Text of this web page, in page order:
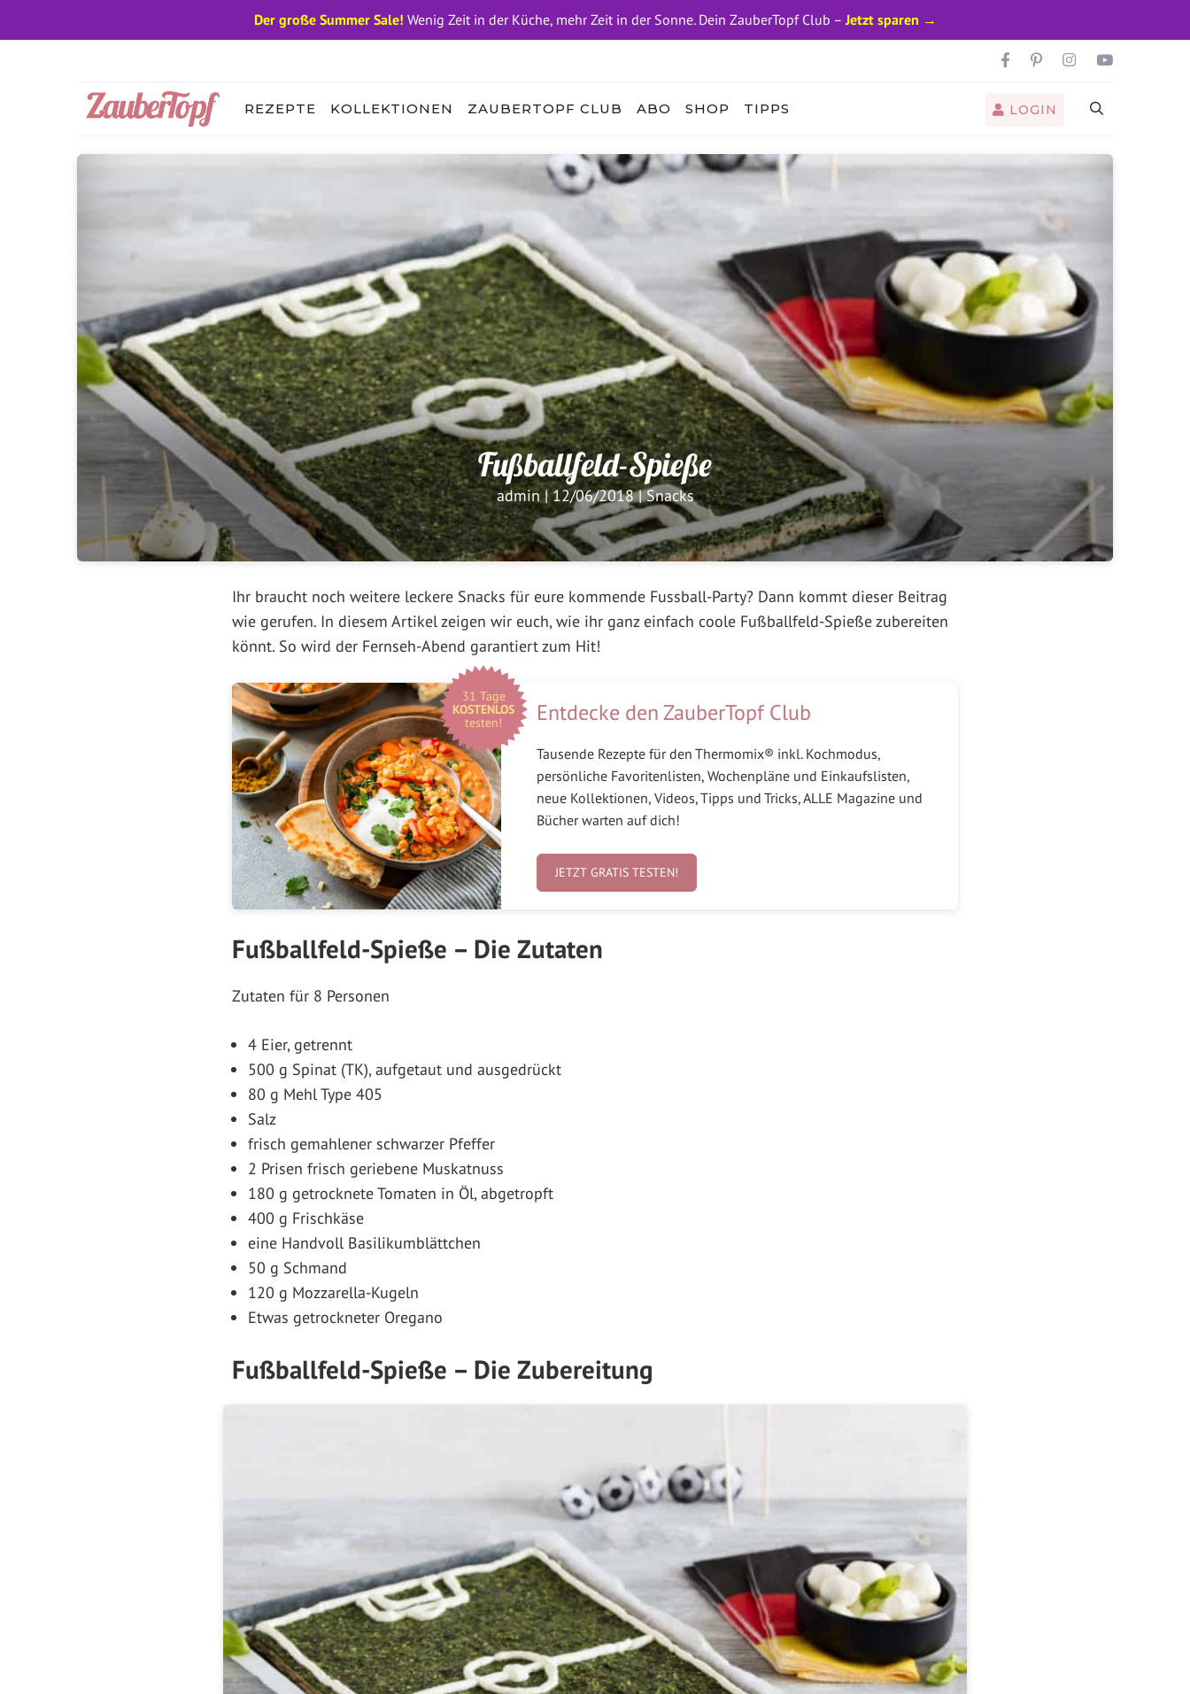
REZEPTE KOLLEKTIONEN ZAUBERTOPF CLUB ABO SHOP TIPPS LOGIN
Fußballfeld-Spieße
admin|12/06/2018|Snacks
Ihr braucht noch weitere leckere Snacks für eure kommende Fussball-Party? Dann kommt dieser Beitrag
wie gerufen. In diesem Artikel zeigen wir euch, wie ihr ganz einfach coole Fußballfeld-Spieße zubereiten
könnt. So wird der Fernseh-Abend garantiert zum Hit!
31 Tage
KOSTENLOS
testen!
Entdecke den ZauberTopf Club
Tausende Rezepte für den Thermomix® inkl. Kochmodus,
persönliche Favoritenlisten, Wochenpläne und Einkaufslisten,
neue Kollektionen, Videos, Tipps und Tricks, ALLE Magazine und
Bücher warten auf dich!
JETZT GRATIS TESTEN!
Fußballfeld-Spieße – Die Zutaten
Zutaten für 8 Personen
4 Eier, getrennt
500 g Spinat (TK), aufgetaut und ausgedrückt
80 g Mehl Type 405
Salz
frisch gemahlener schwarzer Pfeffer
2 Prisen frisch geriebene Muskatnuss
180 g getrocknete Tomaten in Öl, abgetropft
400 g Frischkäse
eine Handvoll Basilikumblättchen
50 g Schmand
120 g Mozzarella-Kugeln
Etwas getrockneter Oregano
Fußballfeld-Spieße – Die Zubereitung
Der große Summer Sale! Wenig Zeit in der Küche, mehr Zeit in der Sonne. Dein ZauberTopf Club –Jetzt sparen →